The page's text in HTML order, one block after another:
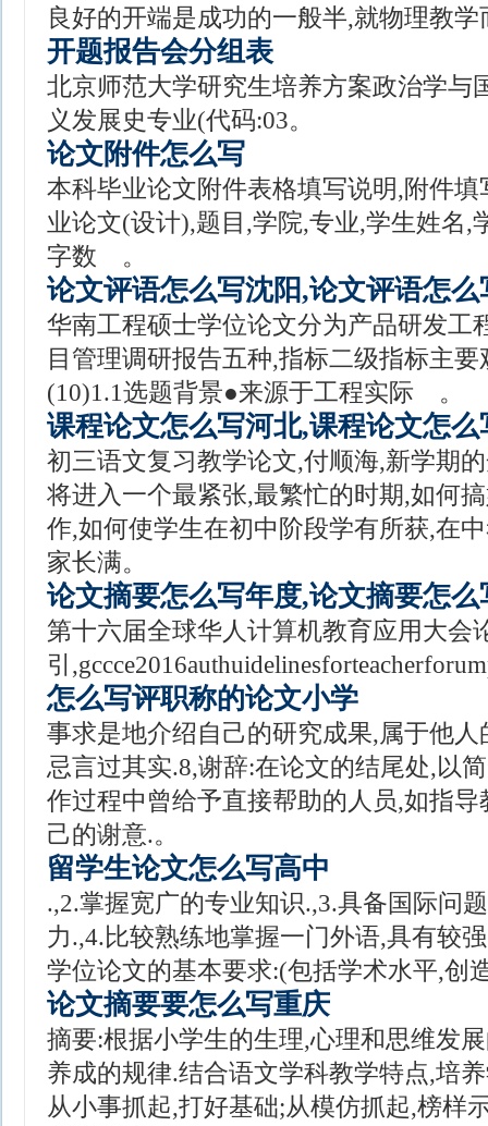
良好的开端是成功的一般半,就物理教
开题报告会分组表
北京师范大学研究生培养方案政治学与
义发展史专业(代码:03。
论文附件怎么写
本科毕业论文附件表格填写说明,附件
业论文(设计),题目,学院,专业,学生姓名,
字数 。
论文评语怎么写沈阳,论文评语怎么
华南工程硕士学位论文分为产品研发工
目管理调研报告五种,指标二级指标主
(10)1.1选题背景●来源于工程实际 。
课程论文怎么写河北,课程论文怎么
初三语文复习教学论文,付顺海,新学期
将进入一个最紧张,最繁忙的时期,如何
作,如何使学生在初中阶段学有所获,在
家长满。
论文摘要怎么写年度,论文摘要怎么
第十六届全球华人计算机教育应用大会
引
怎么写评职称的论文小学
事求是地介绍自己的研究成果,属于他
忌言过其实. 8,谢辞:在论文的结尾处,以
作过程中曾给予直接帮助的人员,如指
己的谢意. 。
留学生论文怎么写高中
.,2.掌握宽广的专业知识.,3.具备国际问
力.,4.比较熟练地掌握一门外语,具有较
学位论文的基本要求:(包括学术水平,创
论文摘要要怎么写重庆
摘要:根据小学生的生理,心理和思维发
养成的规律.结合语文学科教学特点,培
从小事抓起,打好基础;从模仿抓起,榜样